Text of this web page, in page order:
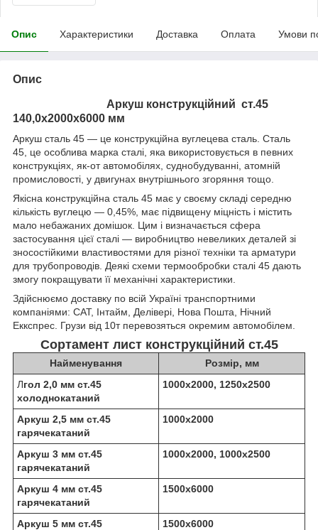
Опис Характеристики Доставка Оплата Умови
Опис
Аркуш конструкційний ст.45
140,0х2000х6000 мм
Аркуш сталь 45 — це конструкційна вуглецева сталь. Сталь
45, це особлива марка сталі, яка використовується в певних
конструкціях, як-от автомобілях, суднобудуванні, атомній
промисловості, у двигунах внутрішнього згоряння тощо.
Якісна конструкційна сталь 45 має у своєму складі середню
кількість вуглецю — 0,45%, має підвищену міцність і містить
мало небажаних домішок. Цим і визначається сфера
застосування цієї сталі — виробництво невеликих деталей зі
зносостійкими властивостями для різної техніки та арматури
для трубопроводів. Деякі схеми термообробки сталі 45 дають
змогу покращувати її механічні характеристики.
Здійснюємо доставку по всій Україні транспортними
компаніями: САТ, Інтайм, Делівері, Нова Пошта, Нічний
Еккспрес. Грузи від 10т перевозяться окремим автомобілем.
Сортамент лист конструкційний ст.45
Найменування
Розмір, мм
Лгол 2,0 мм ст.45
холоднокатаний
1000х2000, 1250х2500
Аркуш 2,5 мм ст.45
гарячекатаний
1000х2000
Аркуш 3 мм ст.45
гарячекатаний
1000х2000, 1000х2500
Аркуш 4 мм ст.45
гарячекатаний
1500х6000
Аркуш 5 мм ст.45
1500х6000